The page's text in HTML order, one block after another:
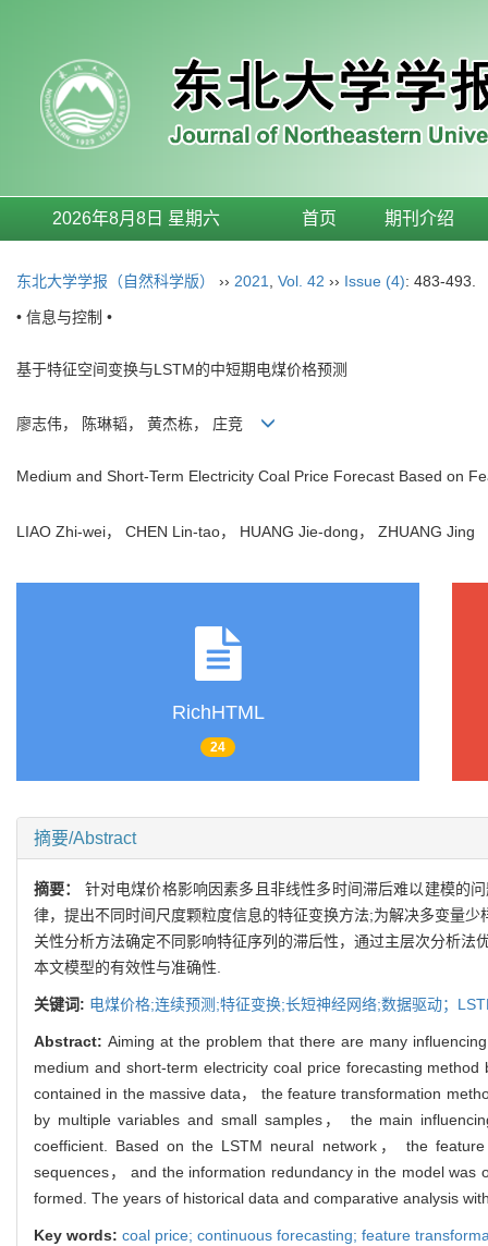
2026年8月8日 星期六 首页 期刊介绍
东北大学学报（自然科学版） ›› 2021 Vol. 42 ›› Issue (4): 483-493.
• 信息与控制 •
基于特征空间变换与LSTM的中短期电煤价格预测
廖志伟， 陈琳韬， 黄杰栋， 庄竞
Medium and Short-Term Electricity Coal Price Forecast Based on
LIAO Zhi-wei， CHEN Lin-tao， HUANG Jie-dong， ZHUANG
RichHTML
24
摘要/Abstract
摘要： 针对电煤价格影响因素多且非线性多时间滞后难以建模的
律，提出不同时间尺度颗粒度信息的特征变换方法;为解决多变量
关性分析方法确定不同影响特征序列的滞后性，通过主层次分析
本文模型的有效性与准确性.
关键词: 电煤价格;连续预测;特征变换;长短神经网络;数据驱动；
Abstract: Aiming at the problem that there are many
medium and short-term electricity coal price forecasting
contained in the massive data， the feature transformation
by multiple variables and small samples， the main
coefficient. Based on the LSTM neural network， the
sequences， and the information redundancy in the model
formed. The years of historical data and comparative analysis
Key words: coal price; continuous forecasting; feature